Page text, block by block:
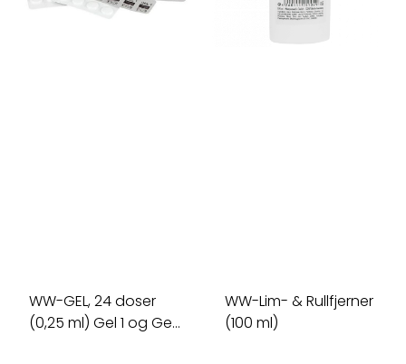
WW-GEL, 24 doser
(0,25 ml) Gel 1 og Gel
WW-Lim- & Rullfjerner
(100 ml)